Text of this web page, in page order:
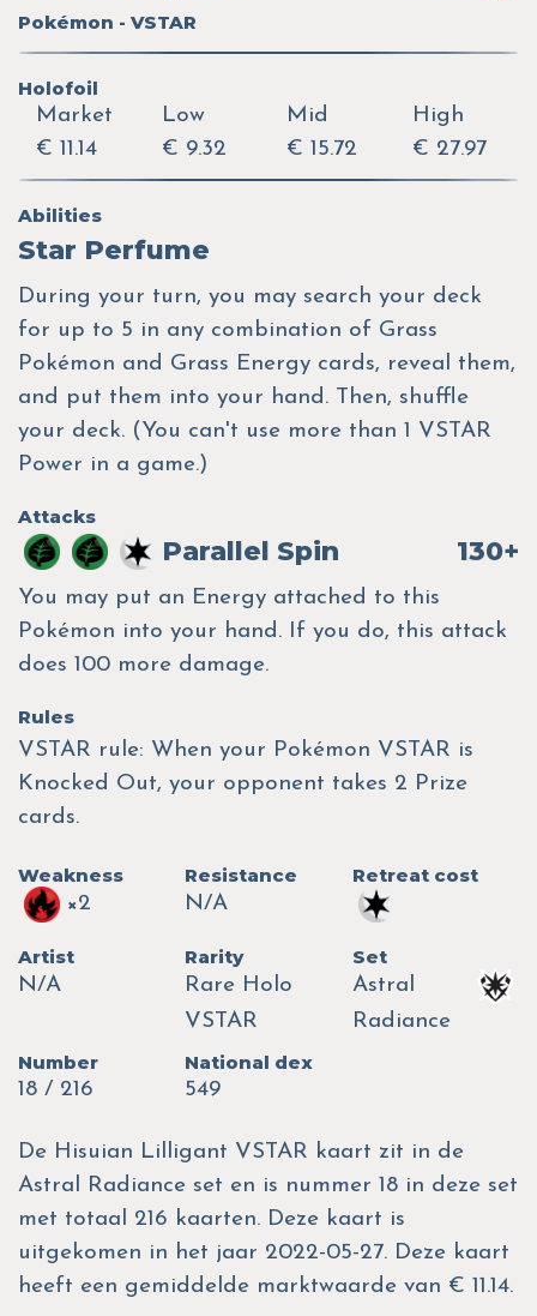
Pokémon - VSTAR
Holofoil
Market
€ 11.14
Low
€ 9.32
Mid
€ 15.72
High
€ 27.97
Abilities
Star Perfume
During your turn, you may search your deck
for up to 5 in any combination of Grass
Pokémon and Grass Energy cards, reveal them,
and put them into your hand. Then, shuffle
your deck. (You can't use more than 1 VSTAR
Power in a game.)
Attacks
Parallel Spin 130+
You may put an Energy attached to this
Pokémon into your hand. If you do, this attack
does 100 more damage.
Rules
VSTAR rule: When your Pokémon VSTAR is
Knocked Out, your opponent takes 2 Prize
cards.
Weakness
×2
Resistance
N/A
Retreat cost
Artist
N/A
Rarity
Rare Holo
VSTAR
Set
Astral
Radiance
Number
18 / 216
National dex
549
De Hisuian Lilligant VSTAR kaart zit in de
Astral Radiance set en is nummer 18 in deze set
met totaal 216 kaarten. Deze kaart is
uitgekomen in het jaar 2022-05-27. Deze kaart
heeft een gemiddelde marktwaarde van € 11.14.